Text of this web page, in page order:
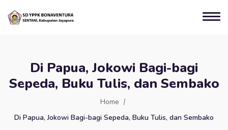
Di Papua, Jokowi Bagi-bagi
Sepeda, Buku Tulis, dan Sembako
Home
Di Papua, Jokowi Bagi-bagi Sepeda, Buku Tulis, dan Sembako